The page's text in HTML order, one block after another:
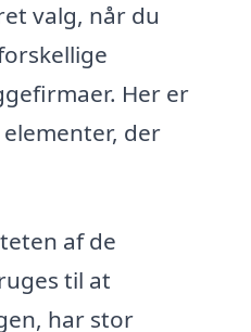
valg, når du
Her er
der
af de
til at
har stor